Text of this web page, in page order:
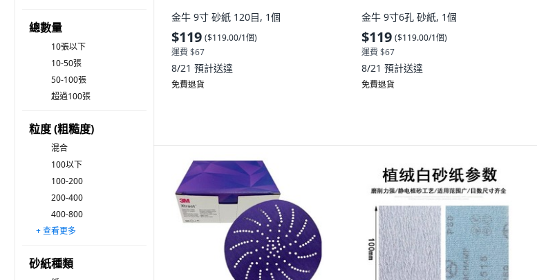
總數量
10張以下
10-50張
50-100張
超過100張
粒度 (粗糙度)
混合
100以下
100-200
200-400
400-800
800~1,000
1000以上
+ 查看更多
砂紙種類
金牛 9寸 砂紙 120目, 1個
$119 ($119.00/1個)
運費 $67
8/21 預計送達
免費退貨
金牛 9寸6孔 砂紙, 1個
$119 ($119.00/1個)
運費 $67
8/21 預計送達
免費退貨